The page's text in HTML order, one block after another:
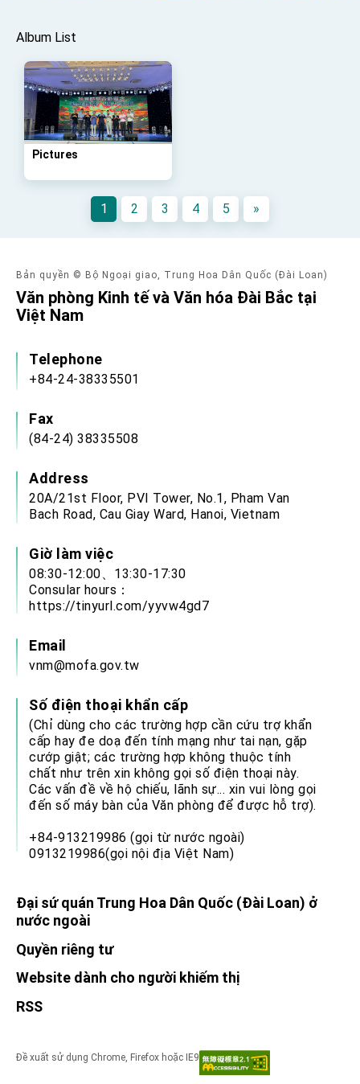
Album List
Pictures
1 2 3 4 5 »
Bản quyền © Bộ Ngoại giao, Trung Hoa Dân Quốc (Đài Loan)
Văn phòng Kinh tế và Văn hóa Đài Bắc tại
Việt Nam
Telephone
+84-24-38335501
Fax
(84-24) 38335508
Address
20A/21st Floor, PVI Tower, No.1, Pham Van
Bach Road, Cau Giay Ward, Hanoi, Vietnam
Giờ làm việc
08:30-12:00、13:30-17:30
Consular hours：
https://tinyurl.com/yyvw4gd7
Email
vnm@mofa.gov.tw
Số điện thoại khẩn cấp
(Chỉ dùng cho các trường hợp cần cứu trợ khẩn
cấp hay đe doạ đến tính mạng như tai nạn, gặp
cướp giật; các trường hợp không thuộc tính
chất như trên xin không gọi số điện thoại này.
Các vấn đề về hộ chiếu, lãnh sự... xin vui lòng gọi
đến số máy bàn của Văn phòng để được hỗ trợ).
+84-913219986 (gọi từ nước ngoài)
0913219986(gọi nội địa Việt Nam)
Đại sứ quán Trung Hoa Dân Quốc (Đài Loan) ở
nước ngoài
Quyền riêng tư
Website dành cho người khiếm thị
RSS
Đề xuất sử dụng Chrome, Firefox hoặc IE9